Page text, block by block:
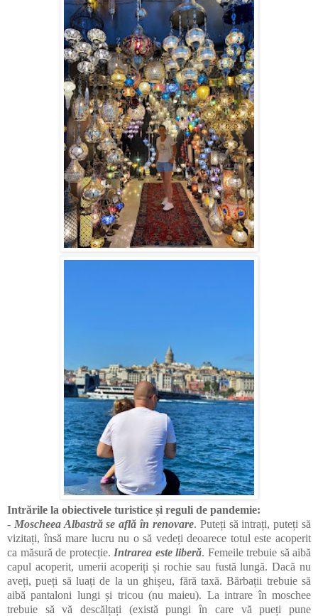
Intrările la obiectivele turistice și reguli de pandemie:
- Moscheea Albastră se află în renovare. Puteți să intrați, puteți să
vizitați, însă mare lucru nu o să vedeți deoarece totul este acoperit
ca măsură de protecție. Intrarea este liberă. Femeile trebuie să aibă
capul acoperit, umerii acoperiți și rochie sau fustă lungă. Dacă nu
aveți, pueți să luați de la un ghișeu, fără taxă. Bărbații trebuie să
aibă pantaloni lungi și tricou (nu maieu). La intrare în moschee
trebuie să vă descălțați (există pungi în care vă pueți pune